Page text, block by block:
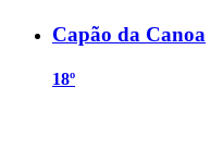
Capão da Canoa
18º